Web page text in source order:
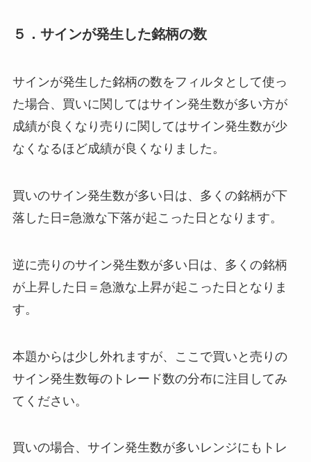
５．サインが発生した銘柄の数
サインが発生した銘柄の数をフィルタとして使っ
た場合、買いに関してはサイン発生数が多い方が
成績が良くなり売りに関してはサイン発生数が少
なくなるほど成績が良くなりました。
買いのサイン発生数が多い日は、多くの銘柄が下
落した日=急激な下落が起こった日となります。
逆に売りのサイン発生数が多い日は、多くの銘柄
が上昇した日＝急激な上昇が起こった日となりま
す。
本題からは少し外れますが、ここで買いと売りの
サイン発生数毎のトレード数の分布に注目してみ
てください。
買いの場合、サイン発生数が多いレンジにもトレ